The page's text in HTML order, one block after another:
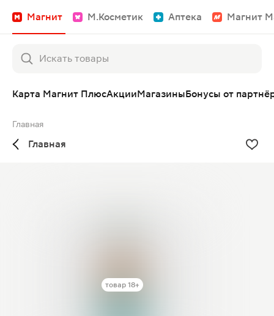
Магнит М.Косметик Аптека Магнит
Карта Магнит ПлюсАкцииМагазиныБонусы от
Главная
Главная
товар 18+